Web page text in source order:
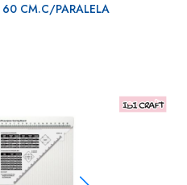
CM.C/PARALELA